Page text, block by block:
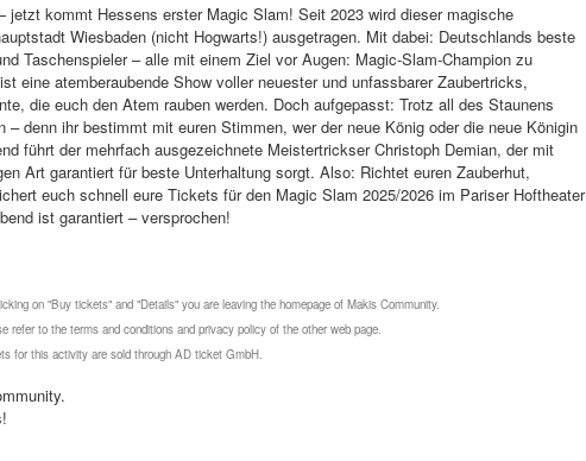
jetzt kommt Hessens erster Magic Slam! Seit 2023 wird dieser magische
Wiesbaden (nicht Hogwarts!) ausgetragen. Mit dabei: Deutschlands beste
Taschenspieler – alle mit einem Ziel vor Augen: Magic-Slam-Champion zu
eine atemberaubende Show voller neuester und unfassbarer Zaubertricks,
die euch den Atem rauben werden. Doch aufgepasst: Trotz all des Staunens
– denn ihr bestimmt mit euren Stimmen, wer der neue König oder die neue Königin
führt der mehrfach ausgezeichnete Meistertrickser Christoph Demian, der mit
Art garantiert für beste Unterhaltung sorgt. Also: Richtet euren Zauberhut,
euch schnell eure Tickets für den Magic Slam 2025/2026 im Pariser Hoftheater
ist garantiert – versprochen!
on "Buy tickets" and "Details" you are leaving the homepage of Makis Community.
refer to the terms and conditions and privacy policy of the other web page.
for this activity are sold through AD ticket GmbH.